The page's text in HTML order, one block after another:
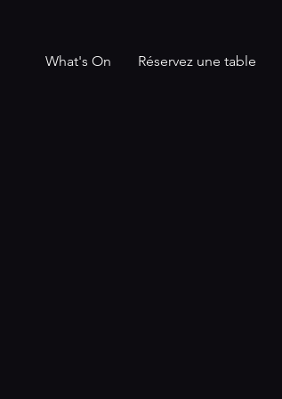
What's On Réservez une table